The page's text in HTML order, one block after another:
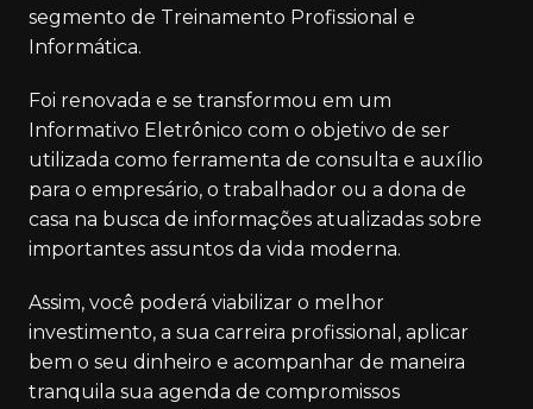
segmento de Treinamento Profissional e
Informática.
Foi renovada e se transformou em um
Informativo Eletrônico com o objetivo de ser
utilizada como ferramenta de consulta e auxílio
para o empresário, o trabalhador ou a dona de
casa na busca de informações atualizadas sobre
importantes assuntos da vida moderna.
Assim, você poderá viabilizar o melhor
investimento, a sua carreira profissional, aplicar
bem o seu dinheiro e acompanhar de maneira
tranquila sua agenda de compromissos